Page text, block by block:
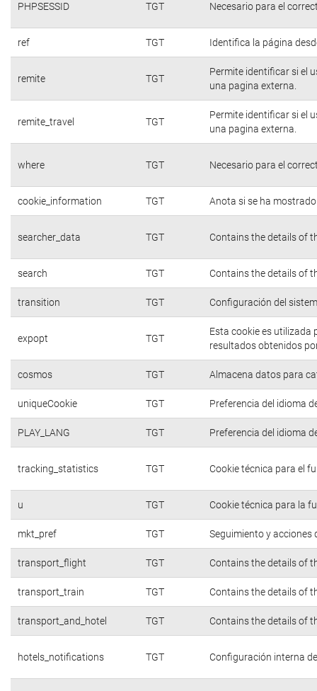
PHPSESSID TGT Necesario para el
ref TGT Identifica la página
remite TGT
Permite identificar si el
una pagina externa.
remite_travel TGT
Permite identificar si el
una pagina externa.
where TGT Necesario para el
cookie_information TGT Anota si se ha
searcher_data TGT Contains the details of
search TGT Contains the details of
transition TGT Configuración del
expopt TGT
Esta cookie es utilizada
resultados obtenidos
cosmos TGT Almacena datos para
uniqueCookie TGT Preferencia del idioma
PLAY_LANG TGT Preferencia del idioma
tracking_statistics TGT Cookie técnica para el
u TGT Cookie técnica para la
mkt_pref TGT Seguimiento y acciones
transport_flight TGT Contains the details of
transport_train TGT Contains the details of
transport_and_hotel TGT Contains the details of
hotels_notifications TGT Configuración interna